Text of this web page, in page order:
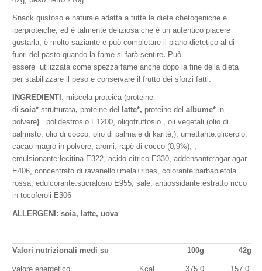
Snack gustoso e naturale adatta a tutte le diete chetogeniche e
iperproteiche, ed è talmente deliziosa che è un autentico piacere
gustarla, è molto saziante e può completare il piano dietetico al di
fuori del pasto quando a fame si farà sentire. Può
essere utilizzata come spezza fame anche dopo la fine della dieta
per stabilizzare il peso e conservare il frutto dei sforzi fatti.
INGREDIENTI : miscela proteica (proteine
di soia* strutturata, proteine del latte*, proteine del albume* in
polvere)
polidestrosio E1200, oligofruttosio , oli vegetali (olio di
palmisto, olio di cocco, olio di palma e di karitè,), umettante:glicerolo,
cacao magro in polvere, aromi, rapè di cocco (0,9%), ,
emulsionante:lecitina E322, acido citrico E330, addensante:agar agar
E406, concentrato di ravanello+mela+ribes, colorante:barbabietola
rossa, edulcorante:sucralosio E955, sale, antiossidante:estratto ricco
in tocoferoli E306
ALLERGENI: soia, latte, uova
Valori nutrizionali medi su 100g 42g
valore energetico Kcal 375,0 157,0